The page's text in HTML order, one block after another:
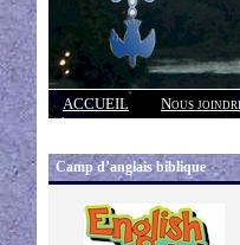
ACCUEIL Nous
Réponses
Camp d’anglais biblique